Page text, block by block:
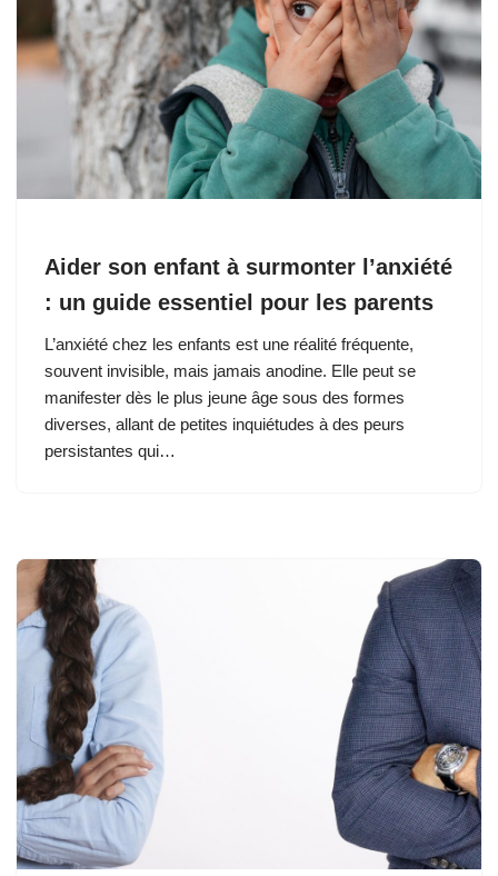
Aider son enfant à surmonter l’anxiété
: un guide essentiel pour les parents
L’anxiété chez les enfants est une réalité fréquente,
souvent invisible, mais jamais anodine. Elle peut se
manifester dès le plus jeune âge sous des formes
diverses, allant de petites inquiétudes à des peurs
persistantes qui…